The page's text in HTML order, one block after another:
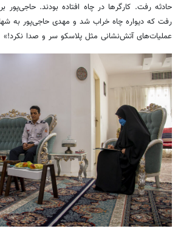
حادثه رفت. کارگرها درچاه افتاده بودند.
رفت که دیواره چاه خراب شد و مهدی حاجی‌پور به
عملیات‌های آتش‌نشانی مثل پلاسکو سر و صدا نکرد!»